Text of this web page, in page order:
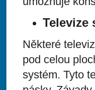
Televize
Některé
pod celou
systém. Tyto